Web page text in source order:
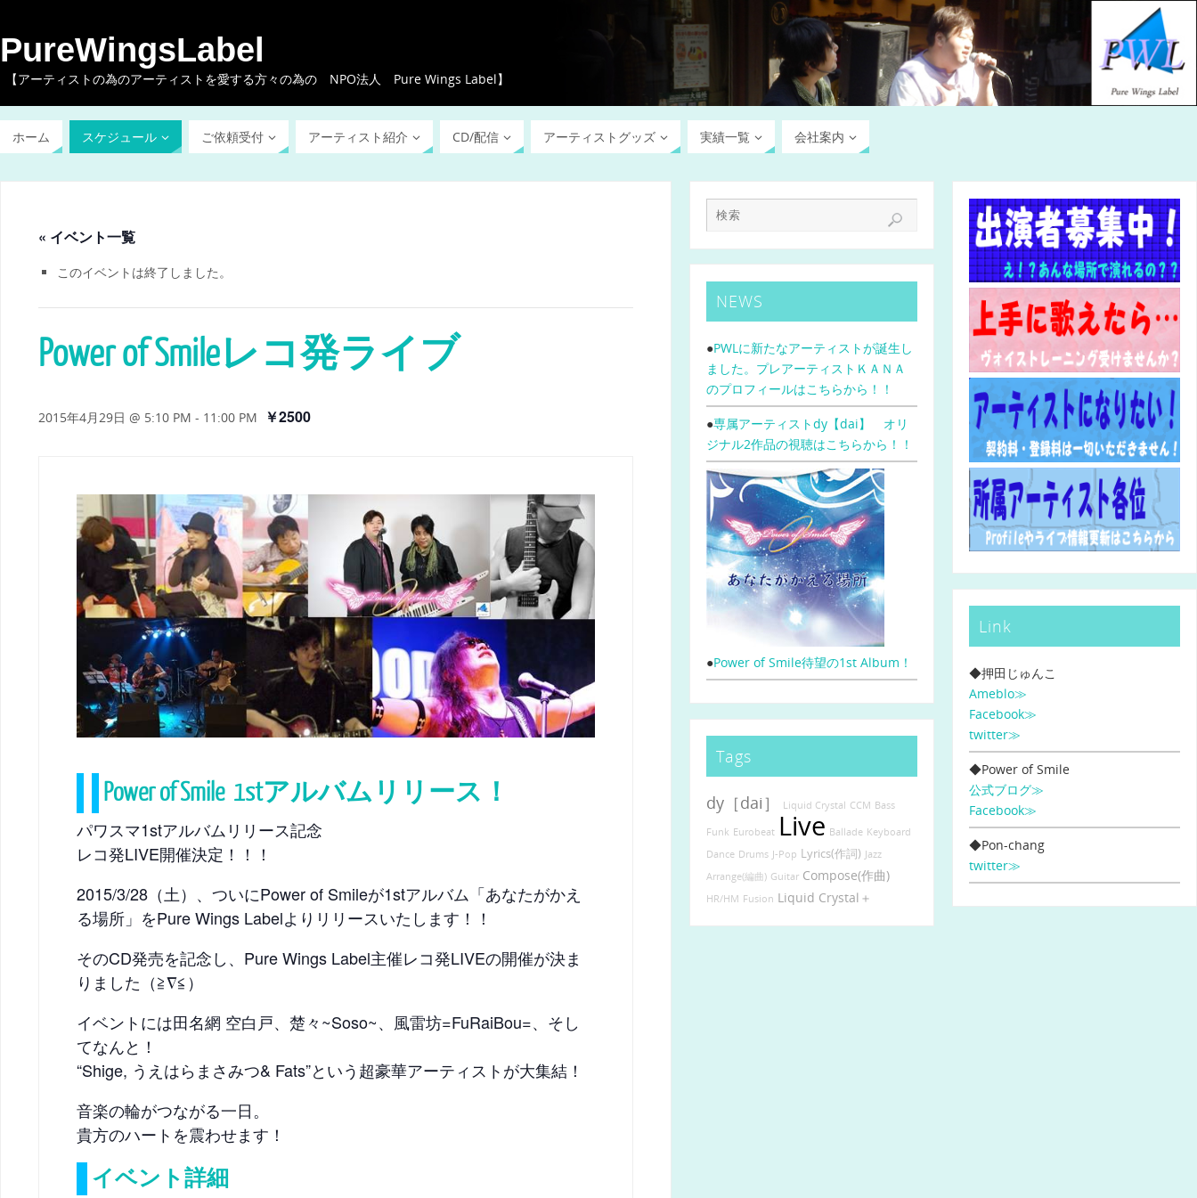
PureWingsLabel
【アーティストの為のアーティストを愛する方々の為の NPO法人 Pure Wings Label】
ホーム スケジュール ご依頼受付 アーティスト紹介 CD/配信 アーティストグッズ 実績一覧 会社案内
« イベント一覧
このイベントは終了しました。
Power of Smileレコ発ライブ
2015年4月29日 @ 5:10 PM - 11:00 PM ￥2500
Power of Smile 1stアルバムリリース！
パワスマ1stアルバムリリース記念
レコ発LIVE開催決定！！！
2015/3/28（土）、ついにPower of Smileが1stアルバム「あなたがかえ
る場所」をPure Wings Labelよりリリースいたします！！
そのCD発売を記念し、Pure Wings Label主催レコ発LIVEの開催が決ま
りました（≧∇≦）
イベントには田名網 空白戸、楚々~Soso~、風雷坊=FuRaiBou=、そし
てなんと！
“Shige, うえはらまさみつ& Fats”という超豪華アーティストが大集結！
音楽の輪がつながる一日。
貴方のハートを震わせます！
イベント詳細
NEWS
●PWLに新たなアーティストが誕生し
ました。プレアーティストＫＡＮＡ
のプロフィールはこちらから！！
●専属アーティストdy【dai】 オリ
ジナル2作品の視聴はこちらから！！
●Power of Smile待望の1st Album！
Tags
dy［dai］ Liquid Crystal CCM Bass
Funk Eurobeat Live Ballade Keyboard
Dance Drums J-Pop Lyrics(作詞) Jazz
Arrange(編曲) Guitar Compose(作曲)
HR/HM Fusion Liquid Crystal＋
Link
◆押田じゅんこ
Ameblo≫
Facebook≫
twitter≫
◆Power of Smile
公式ブログ≫
Facebook≫
◆Pon-chang
twitter≫